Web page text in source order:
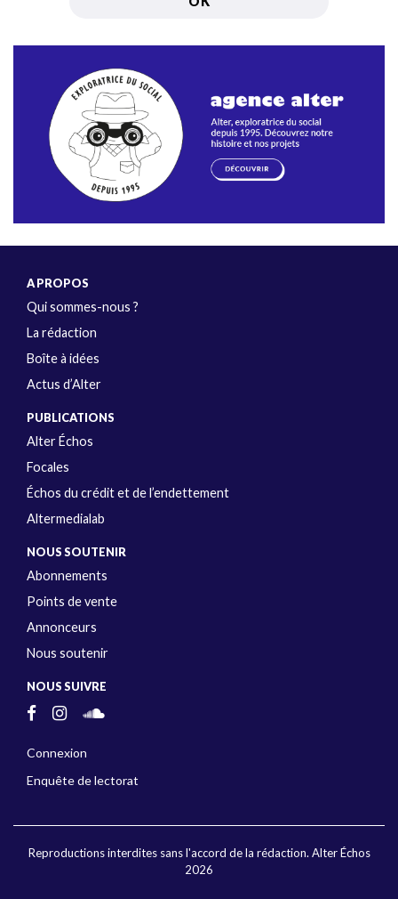
A PROPOS
Qui sommes-nous ?
La rédaction
Boîte à idées
Actus d’Alter
PUBLICATIONS
Alter Échos
Focales
Échos du crédit et de l’endettement
Altermedialab
NOUS SOUTENIR
Abonnements
Points de vente
Annonceurs
Nous soutenir
NOUS SUIVRE
Connexion
Enquête de lectorat
Reproductions interdites sans l'accord de la rédaction. Alter Échos
2026